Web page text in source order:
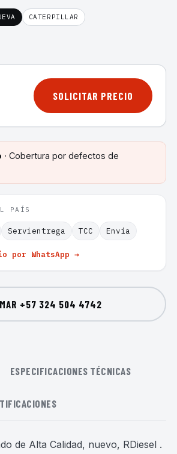
CATERPILLAR
SOLICITAR PRECIO
· Cobertura por defectos de
PAÍS
Servientrega TCC Envía
por WhatsApp →
+57 324 504 4742
ESPECIFICACIONES TÉCNICAS
de Alta Calidad, nuevo, RDiesel .